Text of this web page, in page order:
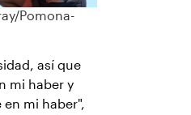
Pomona-
así que
mi haber y
mi haber",